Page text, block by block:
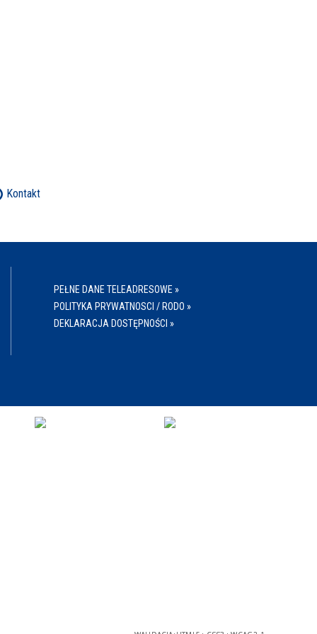
Kontakt
PEŁNE DANE TELEADRESOWE »
POLITYKA PRYWATNOSCI / RODO »
DEKLARACJA DOSTĘPNOŚCI »